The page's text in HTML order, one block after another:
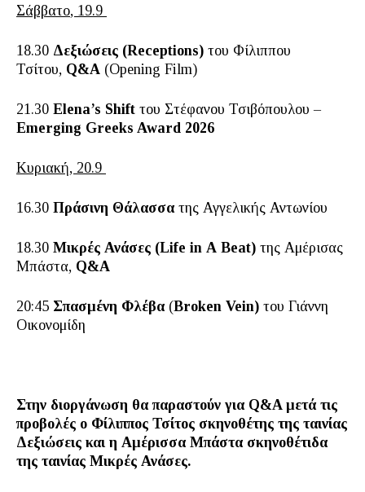
Σάββατο, 19.9
18.30 Δεξιώσεις (Receptions) του Φίλιππου
Τσίτου, Q&A (Opening Film)
21.30 Elena’s Shift του Στέφανου Τσιβόπουλου –
Emerging Greeks Award 2026
Kυριακή, 20.9
16.30 Πράσινη Θάλασσα της Αγγελικής Αντωνίου
18.30 Μικρές Ανάσες (Life in A Beat) της Αμέρισας
Μπάστα, Q&A
20:45 Σπασμένη Φλέβα(Broken Vein) του Γιάννη
Οικονομίδη
Στην διοργάνωση θα παραστούν για Q&A μετά τις
προβολές ο Φίλιππος Τσίτος σκηνοθέτης της ταινίας
Δεξιώσεις και η Αμέρισσα Μπάστα σκηνοθέτιδα
της ταινίας Μικρές Ανάσες.